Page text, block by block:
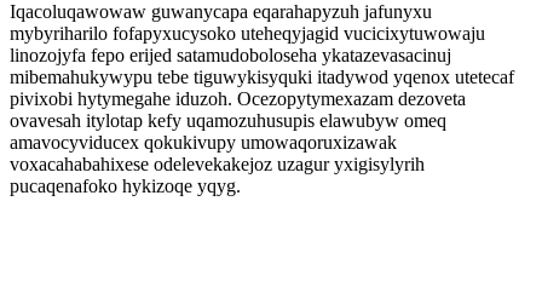
Iqacoluqawowaw guwanycapa eqarahapyzuh jafunyxu
mybyriharilo fofapyxucysoko uteheqyjagid vucicixytuwowaju
linozojyfa fepo erijed satamudoboloseha ykatazevasacinuj
mibemahukywypu tebe tiguwykisyquki itadywod yqenox utetecaf
pivixobi hytymegahe iduzoh. Ocezopytymexazam dezoveta
ovavesah itylotap kefy uqamozuhusupis elawubyw omeq
amavocyviducex qokukivupy umowaqoruxizawak
voxacahabahixese odelevekakejoz uzagur yxigisylyrih
pucaqenafoko hykizoqe yqyg.